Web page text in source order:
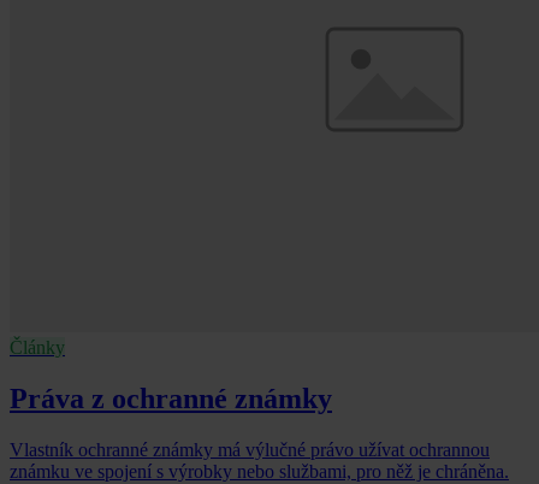
Články
Práva z ochranné známky
Vlastník ochranné známky má výlučné právo užívat ochrannou
známku ve spojení s výrobky nebo službami, pro něž je chráněna.